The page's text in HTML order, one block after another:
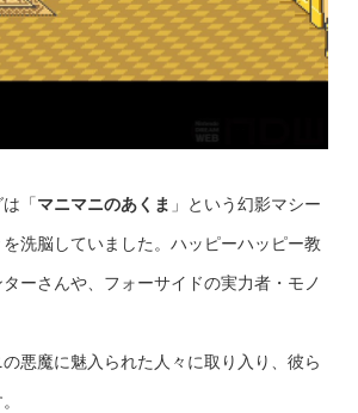
「マニマニのあくま 」という幻影マシー
洗脳していました。ハッピーハッピー教
ーさんや、フォーサイドの実力者・モノ
悪魔に魅入られた人々に取り入り、彼ら